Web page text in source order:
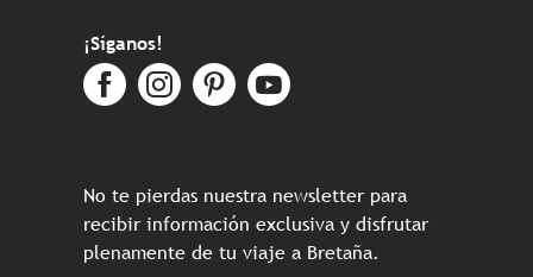
¡Síganos!
No te pierdas nuestra newsletter para
recibir información exclusiva y disfrutar
plenamente de tu viaje a Bretaña.